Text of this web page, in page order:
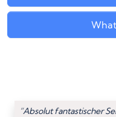
“Absolut fantastischer